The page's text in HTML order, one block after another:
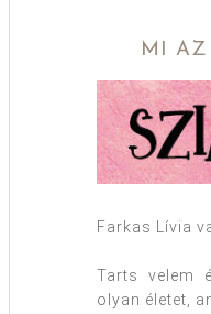
MI AZ
Farkas Lívia
Tarts velem
olyan életet,